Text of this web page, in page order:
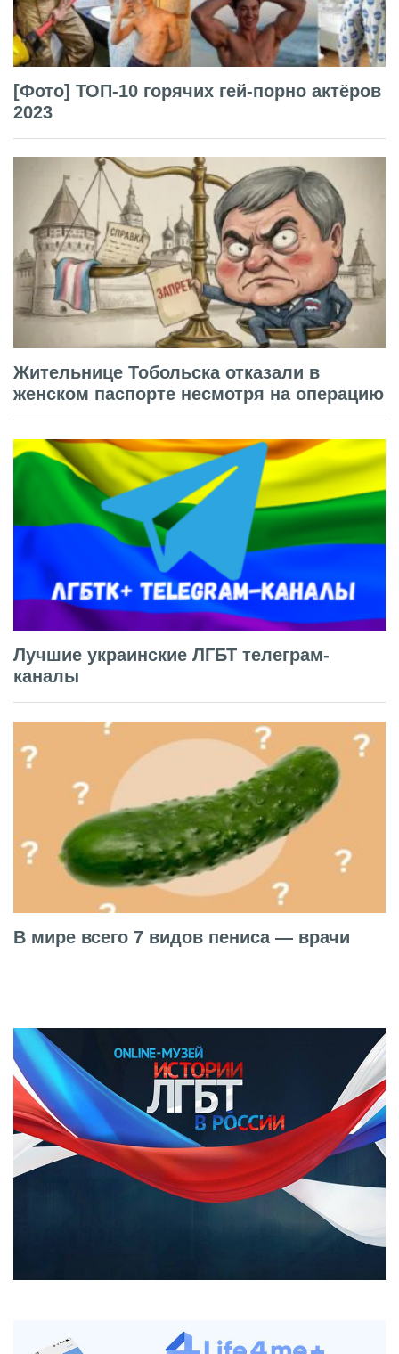
[Фото] ТОП-10 горячих гей-порно актёров
2023
Жительнице Тобольска отказали в
женском паспорте несмотря на операцию
Лучшие украинские ЛГБТ телеграм-
каналы
В мире всего 7 видов пениса — врачи